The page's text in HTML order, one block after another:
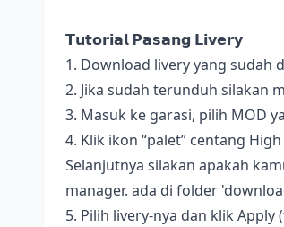
𝗧𝘂𝘁𝗼𝗿𝗶𝗮𝗹 𝗣𝗮𝘀𝗮𝗻𝗴 𝗟𝗶𝘃𝗲𝗿𝘆
1. Download livery yang sudah
2. Jika sudah terunduh silakan
3. Masuk ke garasi, pilih MOD
4. Klik ikon “palet” centang
Selanjutnya silakan apakah
manager. ada di folder
5. Pilih livery-nya dan klik